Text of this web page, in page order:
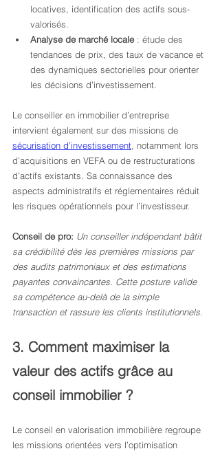
locatives, identification des actifs sous-
valorisés.
Analyse de marché locale : étude des
tendances de prix, des taux de vacance et
des dynamiques sectorielles pour orienter
les décisions d’investissement.
Le conseiller en immobilier d’entreprise
intervient également sur des missions de
sécurisation d’investissement , notamment lors
d’acquisitions en VEFA ou de restructurations
d’actifs existants. Sa connaissance des
aspects administratifs et réglementaires réduit
les risques opérationnels pour l’investisseur.
Conseil de pro: Un conseiller indépendant bâtit
sa crédibilité dès les premières missions par
des audits patrimoniaux et des estimations
payantes convaincantes. Cette posture valide
sa compétence au-delà de la simple
transaction et rassure les clients institutionnels.
3. Comment maximiser la
valeur des actifs grâce au
conseil immobilier ?
Le conseil en valorisation immobilière regroupe
les missions orientées vers l’optimisation